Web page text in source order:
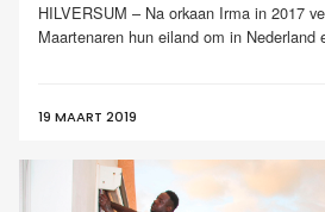
HILVERSUM – Na orkaan Irma in 2017
Maartenaren hun eiland om in Nederland
19 MAART 2019